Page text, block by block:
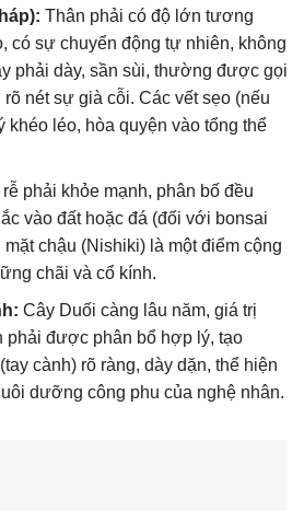
Thân phải có độ lớn tương
có sự chuyển động tự nhiên, không
phải dày, sần sùi, thường được gọi
rõ nét sự già cỗi. Các vết sẹo (nếu
léo, hòa quyện vào tổng thể
rễ phải khỏe mạnh, phân bố đều
vào đất hoặc đá (đối với bonsai
chậu (Nishiki) là một điểm cộng
chãi và cổ kính.
Cây Duối càng lâu năm, giá trị
phải được phân bổ hợp lý, tạo
cành) rõ ràng, dày dặn, thể hiện
dưỡng công phu của nghệ nhân.